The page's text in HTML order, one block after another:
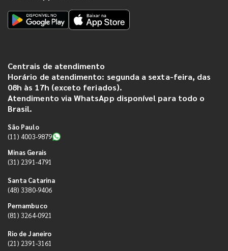
Centrais de atendimento
Horário de atendimento: segunda a sexta-feira, das
08h às 17h (exceto feriados).
Atendimento via WhatsApp disponível para todo o
Brasil.
São Paulo
(11) 4003-9879
Minas Gerais
(31) 2391-4791
Santa Catarina
(48) 3380-9406
Pernambuco
(81) 3264-0921
Rio de Janeiro
(21) 2391-3161